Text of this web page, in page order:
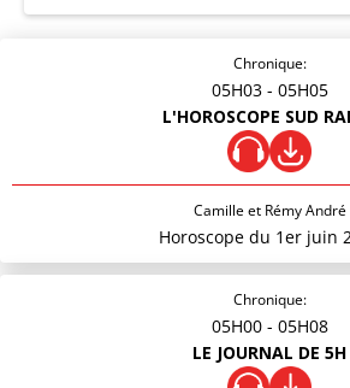
Chronique:
05H03 - 05H05
L'HOROSCOPE SUD
Camille et Rémy André
Horoscope du 1er juin
Chronique:
05H00 - 05H08
LE JOURNAL DE 5H